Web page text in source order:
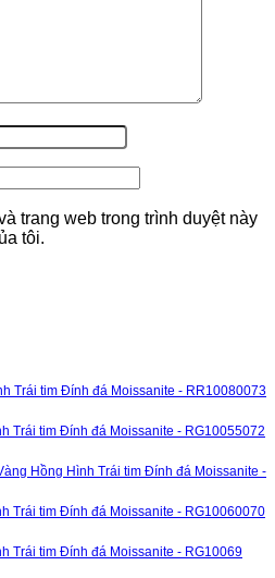
trang web trong trình duyệt này
tôi.
Trái tim Đính đá Moissanite - RR10080073
Trái tim Đính đá Moissanite - RG10055072
Hồng Hình Trái tim Đính đá Moissanite -
Trái tim Đính đá Moissanite - RG10060070
Trái tim Đính đá Moissanite - RG10069